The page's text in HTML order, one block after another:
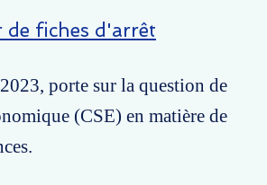
de fiches d'arrêt
porte sur la question de
(CSE) en matière de